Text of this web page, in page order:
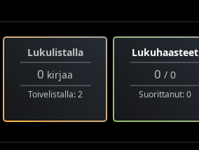
Lukulistalla
0 kirjaa
Toivelistalla: 2
Lukuhaasteet
0 / 0
Suorittanut: 0